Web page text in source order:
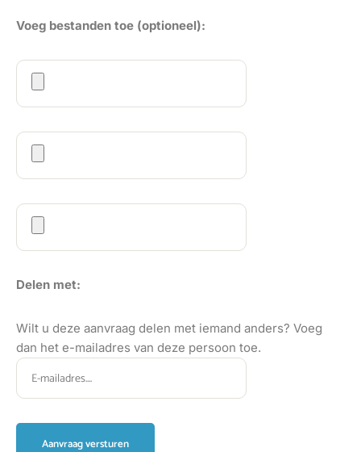
Voeg bestanden toe (optioneel):
Delen met:
Wilt u deze aanvraag delen met iemand anders? Voeg
dan het e-mailadres van deze persoon toe.